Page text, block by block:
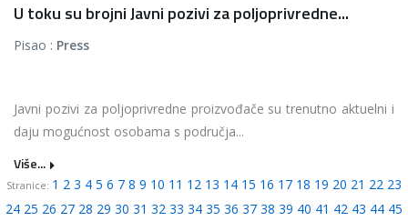
U toku su brojni Javni pozivi za poljoprivredne...
Pisao : Press
Javni pozivi za poljoprivredne proizvođače su trenutno aktuelni i
daju mogućnost osobama s područja...
Više...
Stranice: 1 2 3 4 5 6 7 8 9 10 11 12 13 14 15 16 17 18 19 20 21 22 23
24 25 26 27 28 29 30 31 32 33 34 35 36 37 38 39 40 41 42 43 44 45